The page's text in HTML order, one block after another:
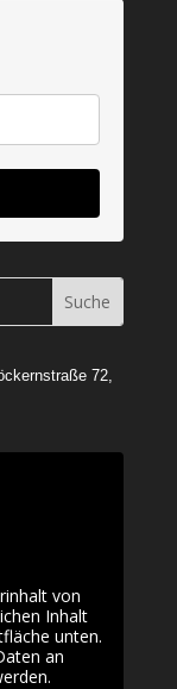
72,
von
Inhalt
unten.
an